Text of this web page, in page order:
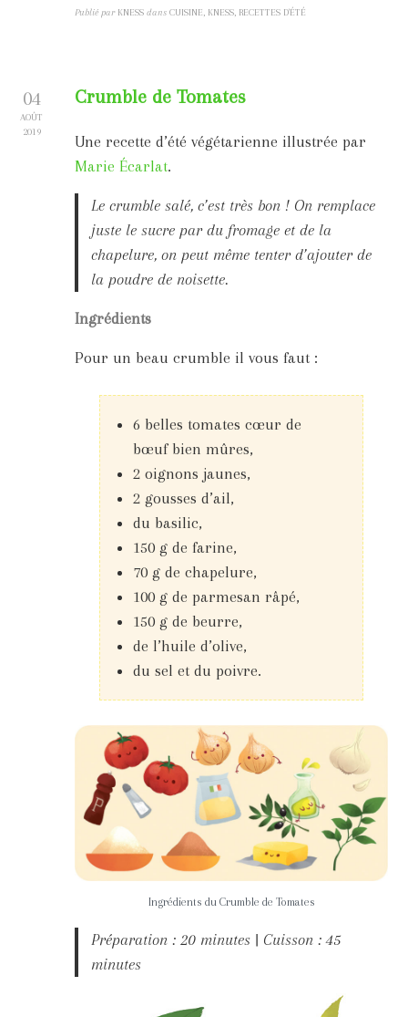
Publié par KNESS dans CUISINE, KNESS, RECETTES D'ÉTÉ
04
AOÛT
2019
Crumble de Tomates
Une recette d’été végétarienne illustrée par
Marie Écarlat.
Le crumble salé, c’est très bon ! On remplace
juste le sucre par du fromage et de la
chapelure, on peut même tenter d’ajouter de
la poudre de noisette.
Ingrédients
Pour un beau crumble il vous faut :
6 belles tomates cœur de
bœuf bien mûres,
2 oignons jaunes,
2 gousses d’ail,
du basilic,
150 g de farine,
70 g de chapelure,
100 g de parmesan râpé,
150 g de beurre,
de l’huile d’olive,
du sel et du poivre.
Ingrédients du Crumble de Tomates
Préparation : 20 minutes | Cuisson : 45
minutes